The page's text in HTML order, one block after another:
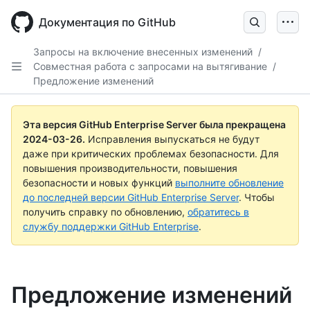
main
Документация по GitHub
Запросы на включение внесенных изменений /
Совместная работа с запросами на вытягивание /
Предложение изменений
Эта версия GitHub Enterprise Server была прекращена
2024-03-26. Исправления выпускаться не будут
даже при критических проблемах безопасности. Для
повышения производительности, повышения
безопасности и новых функций выполните обновление
до последней версии GitHub Enterprise Server. Чтобы
получить справку по обновлению, обратитесь в
службу поддержки GitHub Enterprise.
Предложение изменений